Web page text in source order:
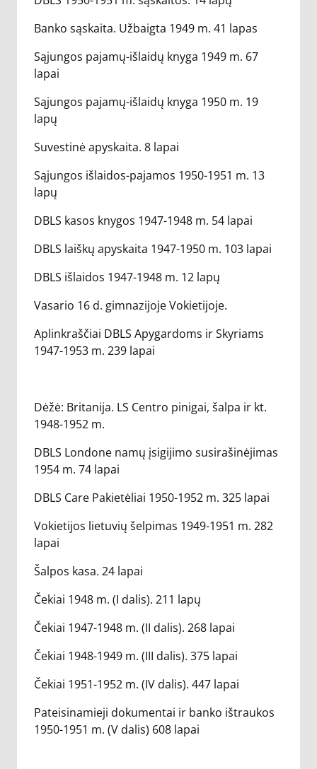
Banko sąskaita. Užbaigta 1949 m. 41 lapas
Sąjungos pajamų-išlaidų knyga 1949 m. 67
lapai
Sąjungos pajamų-išlaidų knyga 1950 m. 19
lapų
Suvestinė apyskaita. 8 lapai
Sąjungos išlaidos-pajamos 1950-1951 m. 13
lapų
DBLS kasos knygos 1947-1948 m. 54 lapai
DBLS laiškų apyskaita 1947-1950 m. 103 lapai
DBLS išlaidos 1947-1948 m. 12 lapų
Vasario 16 d. gimnazijoje Vokietijoje.
Aplinkraščiai DBLS Apygardoms ir Skyriams
1947-1953 m. 239 lapai
Dėžė: Britanija. LS Centro pinigai, šalpa ir kt.
1948-1952 m.
DBLS Londone namų įsigijimo susirašinėjimas
1954 m. 74 lapai
DBLS Care Pakietėliai 1950-1952 m. 325 lapai
Vokietijos lietuvių šelpimas 1949-1951 m. 282
lapai
Šalpos kasa. 24 lapai
Čekiai 1948 m. (I dalis). 211 lapų
Čekiai 1947-1948 m. (II dalis). 268 lapai
Čekiai 1948-1949 m. (III dalis). 375 lapai
Čekiai 1951-1952 m. (IV dalis). 447 lapai
Pateisinamieji dokumentai ir banko ištraukos
1950-1951 m. (V dalis) 608 lapai